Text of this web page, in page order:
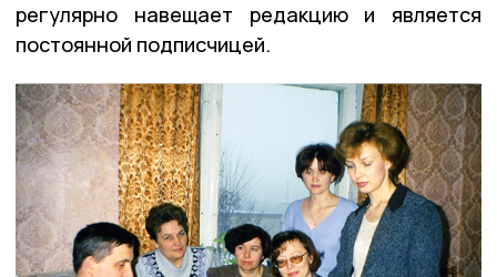
регулярно навещает редакцию и является
постоянной подписчицей.